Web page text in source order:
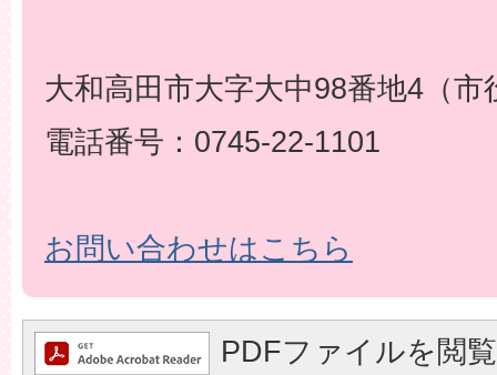
大和高田市大字大中98番地4（市
電話番号：0745-22-1101
お問い合わせはこちら
PDFファイルを閲